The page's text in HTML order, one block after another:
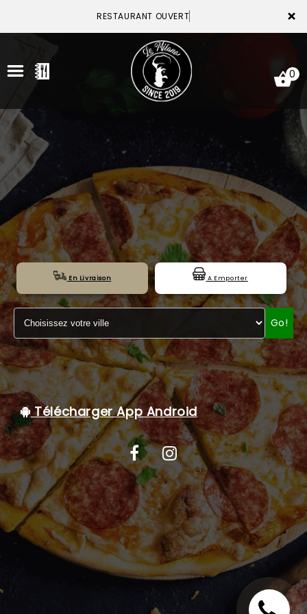
×
RESTAURANT OUVERT
ACCUEIL
LA CARTE
VOTRE COMPTE
NOTRE RESTAURANT
VOS AVIS
MENTIONS LÉGALES
C.G.V
0
En Livraison A Emporter
Go!
Télécharger App Android